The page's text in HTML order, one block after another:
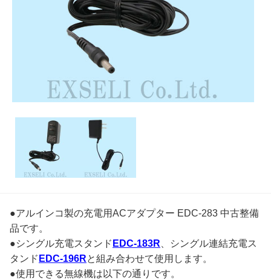
●アルインコ製の充電用ACアダプター EDC-283 中古整備
品です。
●シングル充電スタンド EDC-183R 、シングル連結充電ス
タンド EDC-196Rと組み合わせて使用します。
●使用できる無線機は以下の通りです。